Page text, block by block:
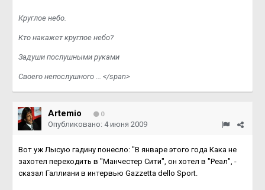
Круглое небо.
Кто накажет круглое небо?
Задуши послушными руками
Своего непослушного ... </span>
Artemio 0
Опубликовано: 4 июня 2009
Вот уж Лысую гадину понесло: "В январе этого года Кака не
захотел переходить в "Манчестер Сити", он хотел в "Реал", -
сказал Галлиани в интервью Gazzetta dello Sport.